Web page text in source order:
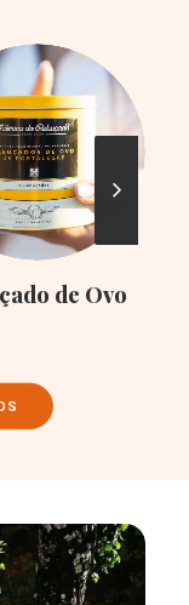
de Ovo